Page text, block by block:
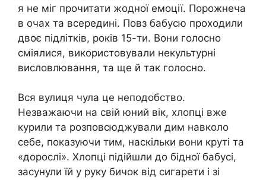
я не міг прочитати жодної емоції. Порожнеча
в очах та всередині. Повз бабусю проходили
двоє підлітків, років 15-ти. Вони голосно
сміялися, використовували некультурні
висловлювання, та ще й так голосно.
Вся вулиця чула це неподобство.
Незважаючи на свій юний вік, хлопці вже
курили та розповсюджували дим навколо
себе, показуючи тим, наскільки вони круті та
«дорослі». Хлопці підійшли до бідної бабусі,
засунули їй у руку бичок від сигарети і зі